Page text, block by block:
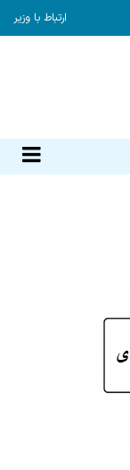
ارتباط با وزیر